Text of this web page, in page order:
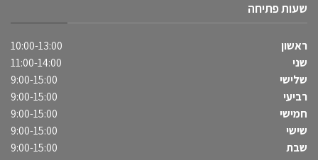
שעות פתיחה
ראשון
10:00-13:00
שני
11:00-14:00
שלישי
9:00-15:00
רביעי
9:00-15:00
חמישי
9:00-15:00
שישי
9:00-15:00
שבת
9:00-15:00